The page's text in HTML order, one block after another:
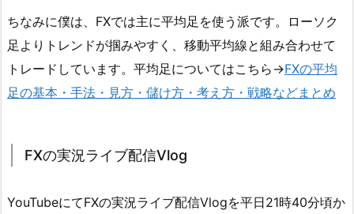
ちなみに僕は、FXでは主に平均足を使う派です。ローソク
足よりトレンドが掴みやすく、移動平均線と組み合わせて
トレードしています。平均足についてはこちら→FXの平均
足の基本・手法・見方・儲け方・考え方・戦略などまとめ
FXの実況ライブ配信Vlog
YouTubeにてFXの実況ライブ配信Vlogを平日21時40分頃か